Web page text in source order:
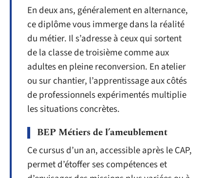
En deux ans, généralement en alternance,
ce diplôme vous immerge dans la réalité
du métier. Il s’adresse à ceux qui sortent
de la classe de troisième comme aux
adultes en pleine reconversion. En atelier
ou sur chantier, l’apprentissage aux côtés
de professionnels expérimentés multiplie
les situations concrètes.
BEP Métiers de l’ameublement
Ce cursus d’un an, accessible après le CAP,
permet d’étoffer ses compétences et